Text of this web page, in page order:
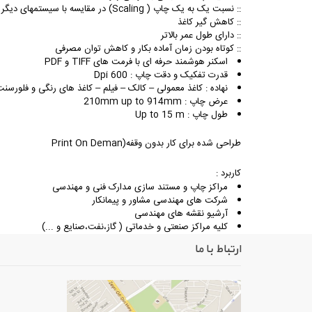
:: نسبت یک به یک چاپ ( Scaling) در مقایسه با سیستمهای دیگر (با هیت رول ) بسیار دقیق تر است
:: کاهش گیر کاغذ
:: دارای طول عمر بالاتر
:: کوتاه بودن زمان آماده بکار و کاهش توان مصرفی
اسکنر هوشمند حرفه ای با فرمت های TIFF و PDF
قدرت تفکیک و دقت چاپ : Dpi 600
نهاده : کاغذ معمولی – کالک – فیلم – کاغذ های رنگی و
عرض چاپ : 210mm up to 914mm
طول چاپ : Up to 15 m
طراحی شده برای کار بدون وقفه(Print On Deman
کاربرد :
مراکز چاپ و مستند سازی مدارک فنی و مهندسی
شرکت های مهندسی مشاور و پیمانکار
آرشیو نقشه های مهندسی
کلیه مراکز صنعتی و خدماتی ( گاز،نفت،صنایع و ...)
ارتباط با ما